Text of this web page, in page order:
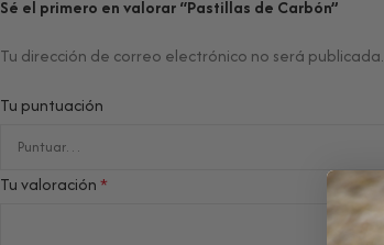
Sé el primero en valorar “Pastillas de Carbón”
Tu dirección de correo electrónico no será publicada.
Tu puntuación
Tu valoración*